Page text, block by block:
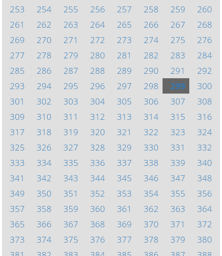
253
254 255 256 257 258 259
260
261
262 263 264 265 266 267
268
269
270 271 272 273 274 275
276
277
278 279 280 281 282 283
284
285
286 287 288 289 290 291
292
293
294 295 296 297 298 299
300
301
302 303 304 305 306 307
308
309
310 311 312 313 314 315
316
317
318 319 320 321 322 323
324
325
326 327 328 329 330 331
332
333
334 335 336 337 338 339
340
341
342 343 344 345 346 347
348
349
350 351 352 353 354 355
356
357
358 359 360 361 362 363
364
365
366 367 368 369 370 371
372
373
374 375 376 377 378 379
380